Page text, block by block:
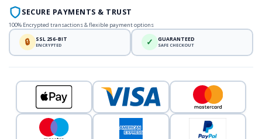
SECURE PAYMENTS & TRUST
100% Encrypted transactions & flexible payment options
🔒 SSL 256-BIT
ENCRYPTED ✓ GUARANTEED
SAFE CHECKOUT